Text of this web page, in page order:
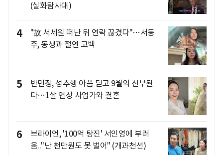
(실화탐사대)
4
"故 서세원 떠난 뒤 연락 끊겼다"…서동
주, 동생과 절연 고백
5
반민정, 성추행 아픔 딛고 9월의 신부된
다…1살 연상 사업가와 결혼
6
브라이언, '100억 탕진' 서인영에 부러
움.."난 천만원도 못 벌어" (개과천선)